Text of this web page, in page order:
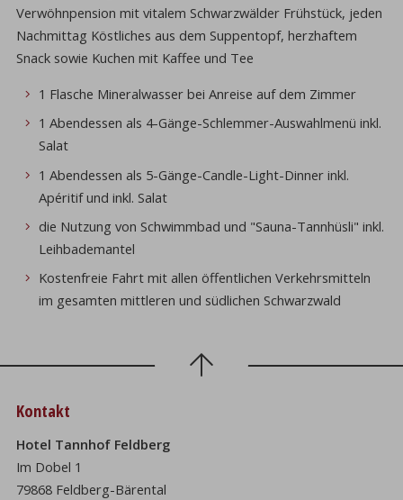
Verwöhnpension mit vitalem Schwarzwälder Frühstück, jeden
Nachmittag Köstliches aus dem Suppentopf, herzhaftem
Snack sowie Kuchen mit Kaffee und Tee
1 Flasche Mineralwasser bei Anreise auf dem Zimmer
1 Abendessen als 4-Gänge-Schlemmer-Auswahlmenü inkl.
Salat
1 Abendessen als 5-Gänge-Candle-Light-Dinner inkl.
Apéritif und inkl. Salat
die Nutzung von Schwimmbad und "Sauna-Tannhüsli" inkl.
Leihbademantel
Kostenfreie Fahrt mit allen öffentlichen Verkehrsmitteln
im gesamten mittleren und südlichen Schwarzwald
Kontakt
Hotel Tannhof Feldberg
Im Dobel 1
79868 Feldberg-Bärental